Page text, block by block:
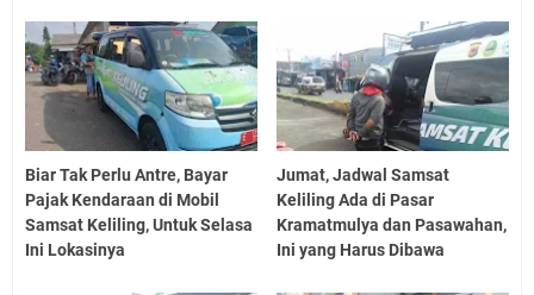
Biar Tak Perlu Antre, Bayar
Pajak Kendaraan di Mobil
Samsat Keliling, Untuk Selasa
Ini Lokasinya
Jumat, Jadwal Samsat
Keliling Ada di Pasar
Kramatmulya dan Pasawahan,
Ini yang Harus Dibawa